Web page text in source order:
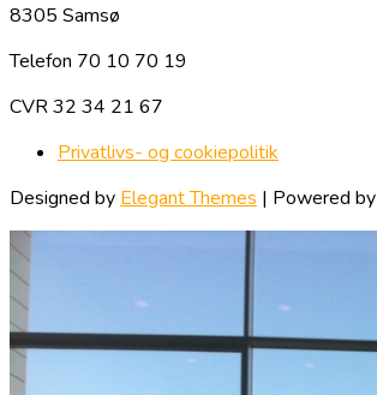
8305 Samsø
Telefon 70 10 70 19
CVR 32 34 21 67
Privatlivs- og cookiepolitik
Designed by Elegant Themes | Powered by